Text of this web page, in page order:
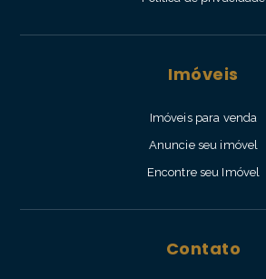
Imóveis
Imóveis para venda
Anuncie seu imóvel
Encontre seu Imóvel
Contato